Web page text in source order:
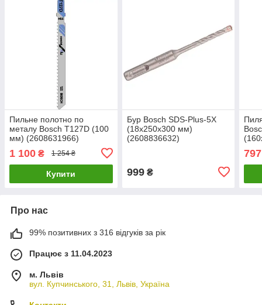
Пильне полотно по
металу Bosch T127D (100
мм) (2608631966)
1 100 ₴ 1 254 ₴
Купити
Бур Bosch SDS-Plus-5X
(18x250x300 мм)
(2608836632)
999₴
797
Про нас
99% позитивних з 316 відгуків за рік
Працює з 11.04.2023
м. Львів
вул. Купчинського, 31, Львів, Україна